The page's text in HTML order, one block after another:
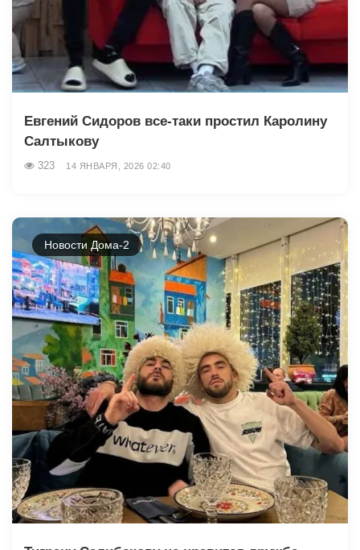
Евгений Сидоров все-таки простил Каролину
Салтыкову
323 14 ЯНВАРЯ, 2026 02:40
Новости Дома-2